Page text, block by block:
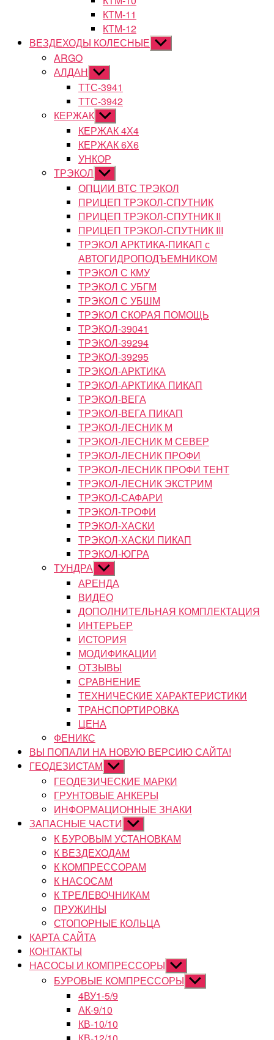
КТМ-11
КТМ-12
ВЕЗДЕХОДЫ КОЛЕСНЫЕ Показывать
подменю
ARGO
АЛДАН Показывать
подменю
ТТС-3941
ТТС-3942
КЕРЖАК Показывать
подменю
КЕРЖАК 4Х4
КЕРЖАК 6Х6
УНКОР
ТРЭКОЛ Показывать
подменю
ОПЦИИ ВТС ТРЭКОЛ
ПРИЦЕП ТРЭКОЛ-СПУТНИК
ПРИЦЕП ТРЭКОЛ-СПУТНИК II
ПРИЦЕП ТРЭКОЛ-СПУТНИК III
ТРЭКОЛ АРКТИКА-ПИКАП с
АВТОГИДРОПОДЪЕМНИКОМ
ТРЭКОЛ С КМУ
ТРЭКОЛ С УБГМ
ТРЭКОЛ С УБШМ
ТРЭКОЛ СКОРАЯ ПОМОЩЬ
ТРЭКОЛ-39041
ТРЭКОЛ-39294
ТРЭКОЛ-39295
ТРЭКОЛ-АРКТИКА
ТРЭКОЛ-АРКТИКА ПИКАП
ТРЭКОЛ-ВЕГА
ТРЭКОЛ-ВЕГА ПИКАП
ТРЭКОЛ-ЛЕСНИК М
ТРЭКОЛ-ЛЕСНИК М СЕВЕР
ТРЭКОЛ-ЛЕСНИК ПРОФИ
ТРЭКОЛ-ЛЕСНИК ПРОФИ ТЕНТ
ТРЭКОЛ-ЛЕСНИК ЭКСТРИМ
ТРЭКОЛ-САФАРИ
ТРЭКОЛ-ТРОФИ
ТРЭКОЛ-ХАСКИ
ТРЭКОЛ-ХАСКИ ПИКАП
ТРЭКОЛ-ЮГРА
ТУНДРА Показывать
подменю
АРЕНДА
ВИДЕО
ДОПОЛНИТЕЛЬНАЯ КОМПЛЕКТАЦИЯ
ИНТЕРЬЕР
ИСТОРИЯ
МОДИФИКАЦИИ
ОТЗЫВЫ
СРАВНЕНИЕ
ТЕХНИЧЕСКИЕ ХАРАКТЕРИСТИКИ
ТРАНСПОРТИРОВКА
ЦЕНА
ФЕНИКС
ВЫ ПОПАЛИ НА НОВУЮ ВЕРСИЮ САЙТА!
ГЕОДЕЗИСТАМ Показывать
подменю
ГЕОДЕЗИЧЕСКИЕ МАРКИ
ГРУНТОВЫЕ АНКЕРЫ
ИНФОРМАЦИОННЫЕ ЗНАКИ
ЗАПАСНЫЕ ЧАСТИ Показывать
подменю
К БУРОВЫМ УСТАНОВКАМ
К ВЕЗДЕХОДАМ
К КОМПРЕССОРАМ
К НАСОСАМ
К ТРЕЛЕВОЧНИКАМ
ПРУЖИНЫ
СТОПОРНЫЕ КОЛЬЦА
КАРТА САЙТА
КОНТАКТЫ
НАСОСЫ И КОМПРЕССОРЫ Показывать
подменю
БУРОВЫЕ КОМПРЕССОРЫ Показывать
подменю
4ВУ1-5/9
АК-9/10
КВ-10/10